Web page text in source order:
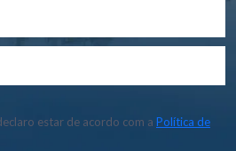
estar de acordo com a Política de